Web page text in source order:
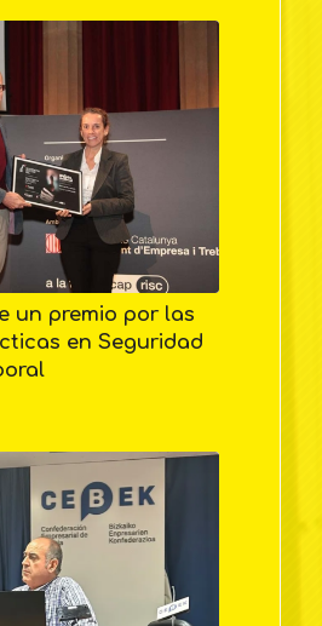
un premio por las
en Seguridad